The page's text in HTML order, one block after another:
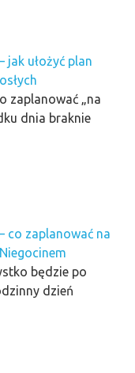
jak ułożyć plan
zaplanować „na
dnia braknie
co zaplanować na
będzie po
dzień